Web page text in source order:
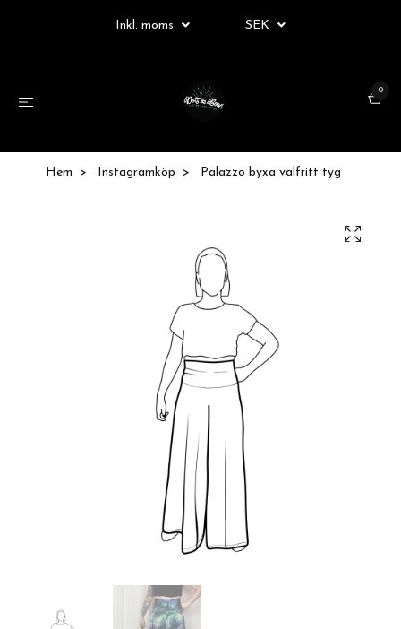
Inkl. moms SEK
0
Hem Instagramköp Palazzo byxa valfritt tyg